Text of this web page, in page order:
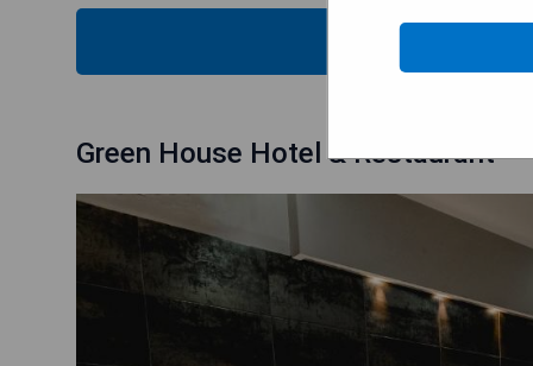
Green House Hotel & Restaurant